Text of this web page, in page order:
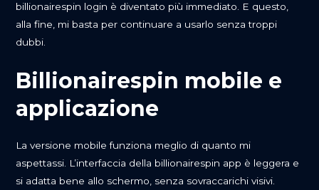
billionairespin login è diventato più immediato. E questo,
alla fine, mi basta per continuare a usarlo senza troppi
dubbi.
Billionairespin mobile e
applicazione
La versione mobile funziona meglio di quanto mi
aspettassi. L’interfaccia della billionairespin app è leggera e
si adatta bene allo schermo, senza sovraccarichi visivi.